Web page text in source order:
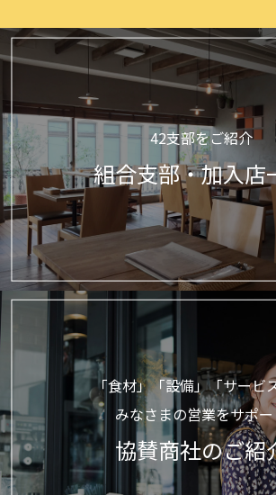
42支部をご紹介
組合支部・加入店
「食材」「設備」「サービ
みなさまの営業をサポ
協賛商社のご紹